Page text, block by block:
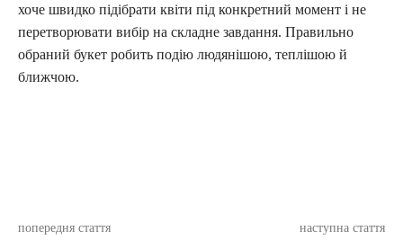
хоче швидко підібрати квіти під конкретний момент і не
перетворювати вибір на складне завдання. Правильно
обраний букет робить подію людянішою, теплішою й
ближчою.
попередня стаття наступна стаття